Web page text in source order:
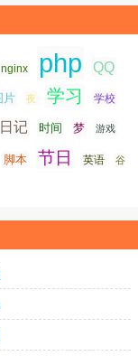
nginx php QQ
片 夜 学习 学校
日记 时间 梦 游戏
脚本 节日 英语 谷